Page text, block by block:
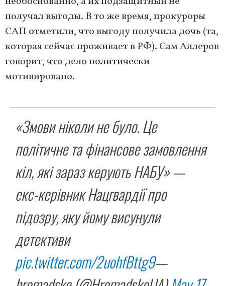
получал выгоды. В то же время, прокуроры
САП отметили, что выгоду получила дочь (та,
которая сейчас проживает в РФ). Сам Аллеров
говорит, что дело политически
мотивировано.
«Змови ніколи не було. Це
політичне та фінансове замовлення
кіл, які зараз керують НАБУ» —
екс-керівник Нацгвардії про
підозру, яку йому висунули
детективи
pic.twitter.com/2uohfBttg9—